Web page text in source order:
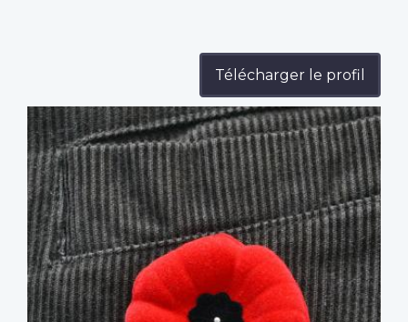
Télécharger le profil
Profile
image